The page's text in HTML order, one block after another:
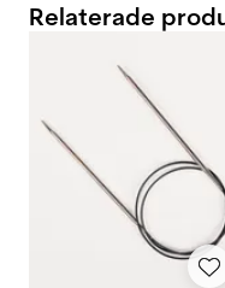
Relaterade